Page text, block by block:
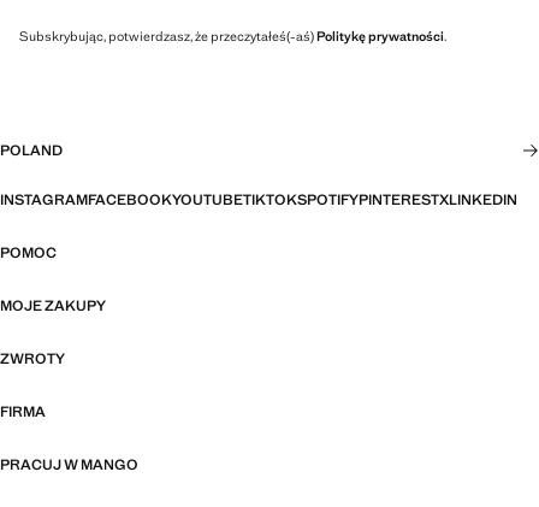
Subskrybując, potwierdzasz, że przeczytałeś(-aś)Politykę prywatności.
POLAND
INSTAGRAMFACEBOOKYOUTUBETIKTOKSPOTIFYPINTERESTXLINKEDIN
POMOC
MOJE ZAKUPY
ZWROTY
FIRMA
PRACUJ W MANGO